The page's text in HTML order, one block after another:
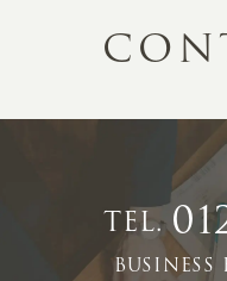
CON
TEL.
BUSINESS